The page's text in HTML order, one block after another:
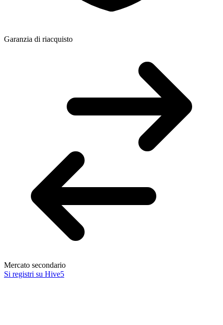
Garanzia di riacquisto
Mercato secondario
Si registri su Hive5